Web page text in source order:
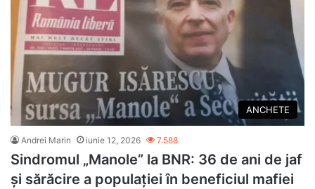
ANCHETE
Andrei Marin iunie 12, 2026 7.588
Sindromul „Manole” la BNR: 36 de ani de jaf
și sărăcire a populației în beneficiul mafiei